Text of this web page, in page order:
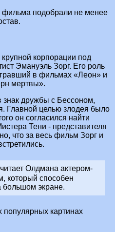
фильма подобрали не менее
корпорации под
Эмануэль Зорг. Его роль
в фильмах «Леон» и
мертвы».
знак дружбы с Бессоном,
Главной целью злодея было
он согласился найти
Тени - представителя
что за весь фильм Зорг и
Олдмана актером-
который способен
большом экране.
популярных картинах